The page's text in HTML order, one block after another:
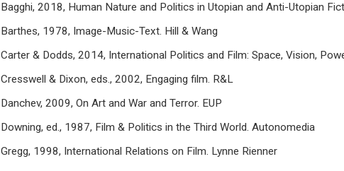
Bagghi, 2018, Human Nature and Politics in Utopian and Anti-Utopian
Barthes, 1978, Image-Music-Text. Hill & Wang
Carter & Dodds, 2014, International Politics and Film: Space, Vision,
Cresswell & Dixon, eds., 2002, Engaging film. R&L
Danchev, 2009, On Art and War and Terror. EUP
Downing, ed., 1987, Film & Politics in the Third World. Autonomedia
Gregg, 1998, International Relations on Film. Lynne Rienner